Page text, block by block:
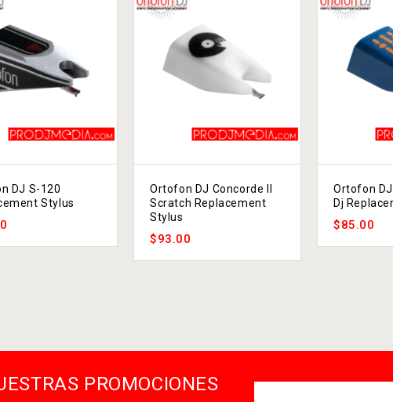
DJ S-120
Stylus
Ortofon DJ Concorde II
Scratch Replacement
Stylus
$93.00
Ortofon DJ
Dj
$85.00
PROMOCIONES